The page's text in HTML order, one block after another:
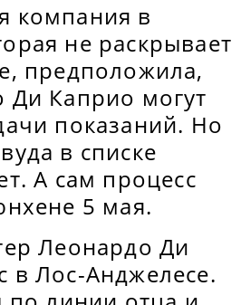
компания в
не раскрывает
предположила,
Ди Каприо могут
показаний. Но
в списке
А сам процесс
5 мая.
Леонардо Ди
в Лос-Анджелесе.